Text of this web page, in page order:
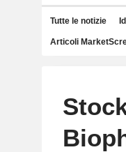
Tutte le notizie
Articoli